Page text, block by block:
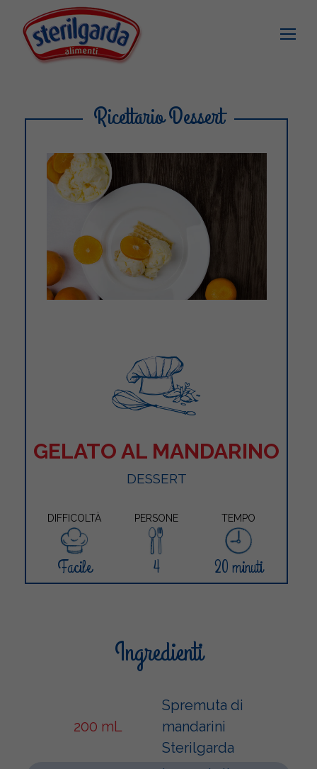
Ricettario Dessert
GELATO AL MANDARINO
DESSERT
DIFFICOLTÀ PERSONE TEMPO
Facile 4 20 minuti
Ingredienti
200 mL
Spremuta di
mandarini
Sterilgarda